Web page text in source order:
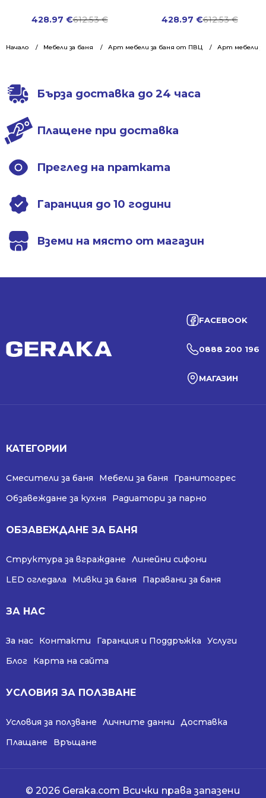
Начало Мебели за баня Арт мебели за баня от ПВЦ Арт мебели
612.53€
Original
was:
428.97 €
Current
is:
612.53€
Original
was:
428.97 €
Current
is:
Бърза доставка до 24 часа
Плащене при доставка
Преглед на пратката
Гаранция до 10 години
Вземи на място от магазин
FACEBOOK
0888 200 196
МАГАЗИН
КАТЕГОРИИ
Смесители за баня Мебели за баня
Гранитогрес
Обзавеждане за кухня
Радиатори за парно
ОБЗАВЕЖДАНЕ ЗА БАНЯ
Структура за вграждане
Линейни сифони
LED огледала
Мивки за баня Паравани за баня
ЗА НАС
За нас Контакти Гаранция и Поддръжка
Услуги
Блог
Карта на сайта
УСЛОВИЯ ЗА ПОЛЗВАНЕ
Условия за ползване Личните данни
Доставка
Плащане
Връщане
© 2026 Geraka.com Всички права запазени